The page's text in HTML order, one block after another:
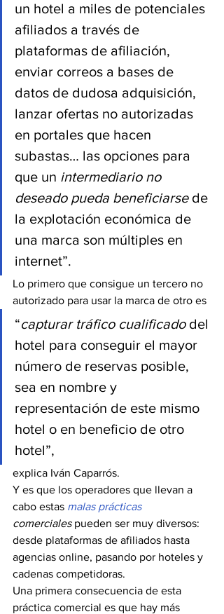
un hotel a miles de potenciales
afiliados a través de
plataformas de afiliación,
enviar correos a bases de
datos de dudosa adquisición,
lanzar ofertas no autorizadas
en portales que hacen
subastas… las opciones para
que un intermediario no
deseado pueda beneficiarse de
la explotación económica de
una marca son múltiples en
internet”.
Lo primero que consigue un tercero no
autorizado para usar la marca de otro es
“capturar tráfico cualificado del
hotel para conseguir el mayor
número de reservas posible,
sea en nombre y
representación de este mismo
hotel o en beneficio de otro
hotel”,
explica Iván Caparrós.
Y es que los operadores que llevan a
cabo estas malas prácticas
comerciales pueden ser muy diversos:
desde plataformas de afiliados hasta
agencias online, pasando por hoteles y
cadenas competidoras.
Una primera consecuencia de esta
práctica comercial es que hay más